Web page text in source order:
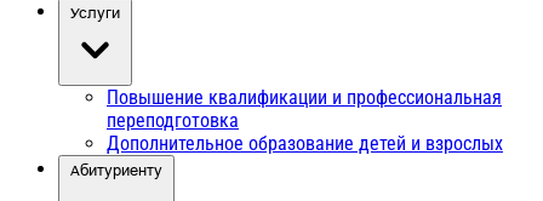
Услуги
Повышение квалификации и профессиональная
переподготовка
Дополнительное образование детей и взрослых
Абитуриенту